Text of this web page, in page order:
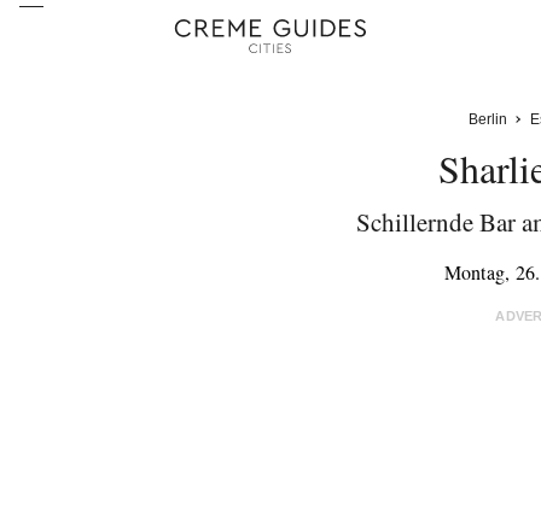
Berlin
Schillernde Bar
Montag,